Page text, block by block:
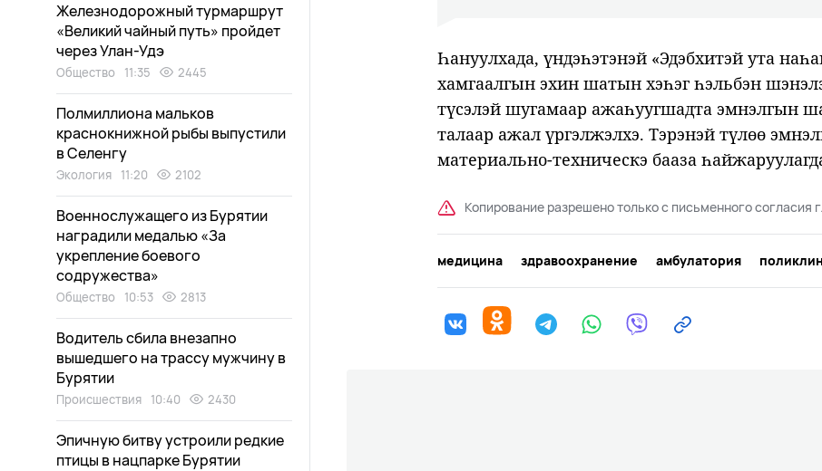
Һануулхада, үндэһэтэнэй «Эдэбхитэй ута
хамгаалгын эхин шатын хэһэг һэльбэн
түсэлэй шугамаар ажаһуугшадта эмнэлгын
талаар ажал үргэлжэлхэ. Тэрэнэй түлөө
материально-техническэ бааза
Копирование разрешено только с письменного согласия
медицина здравоохранение амбулатория
Железнодорожный турмаршрут
«Великий чайный путь» пройдет
через Улан-Удэ
Общество 11:35 2445
Полмиллиона мальков
краснокнижной рыбы выпустили
в Селенгу
Экология 11:20 2102
Военнослужащего из Бурятии
наградили медалью «За
укрепление боевого
содружества»
Общество 10:53 2813
Водитель сбила внезапно
вышедшего на трассу мужчину в
Бурятии
Происшествия 10:40 2430
Эпичную битву устроили редкие
птицы в нацпарке Бурятии